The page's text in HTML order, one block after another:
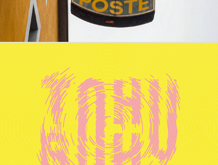
Tohu-Bohu Festival
2025